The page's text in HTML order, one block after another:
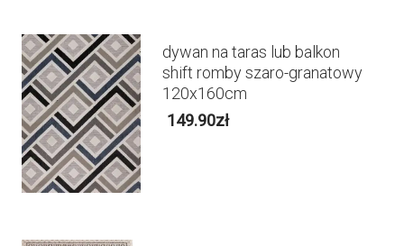
dywan na taras lub balkon
shift romby szaro-granatowy
120x160cm
149.90zł